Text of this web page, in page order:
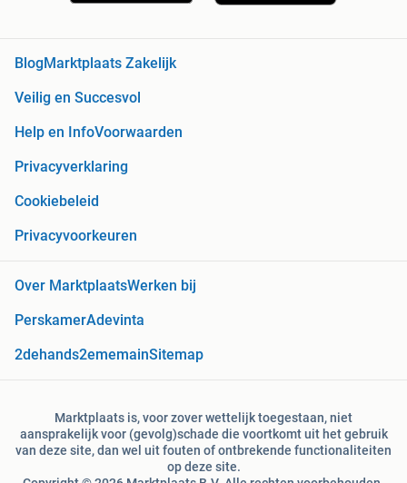
BlogMarktplaats Zakelijk
Veilig en Succesvol
Help en InfoVoorwaarden
Privacyverklaring
Cookiebeleid
Privacyvoorkeuren
Over MarktplaatsWerken bij
PerskamerAdevinta
2dehands2ememainSitemap
Marktplaats is, voor zover wettelijk toegestaan, niet
aansprakelijk voor (gevolg)schade die voortkomt uit het gebruik
van deze site, dan wel uit fouten of ontbrekende functionaliteiten
op deze site.